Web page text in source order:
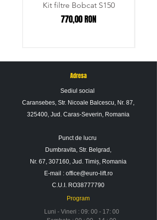
Pentru informatii suplimentare nu ezitati sa
Kit filtre Bobcat S150
Preț
770,00 RON
Adresa
Sediul social
Caransebes, Str. Nicoale Balcescu, Nr. 87,
325400, Jud. Caras-Severin, Romania
Punct de lucru
Dumbravita, Str. Belgrad,
Nr. 67, 307160, Jud. Timiș, Romania
E-mail : office@euro-lift.ro
C.U.I. RO38777790
Program
Luni - Vineri : 09: 00 - 17: 00